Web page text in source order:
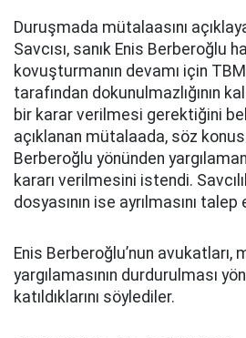
Duruşmada mütalaasını
Savcısı, sanık Enis Berberoğlu
kovuşturmanın devamı için
tarafından dokunulmazlığının
bir karar verilmesi gerektiğini
açıklanan mütalaada, söz
Berberoğlu yönünden
kararı verilmesini istendi.
dosyasının ise ayrılmasını talep
Enis Berberoğlu’nun avukatları,
yargılamasının durdurulması
katıldıklarını söylediler.